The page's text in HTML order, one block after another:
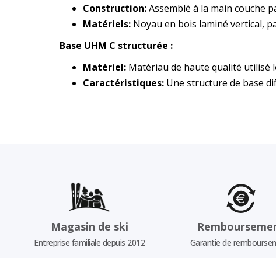
Construction:Assemblé à la main couche
Matériels: Noyau en bois laminé vertical,
Base UHM C structurée :
Matériel: Matériau de haute qualité utilisé
Caractéristiques: Une structure de base
Magasin de ski
Entreprise familiale depuis 2012 Garantie de